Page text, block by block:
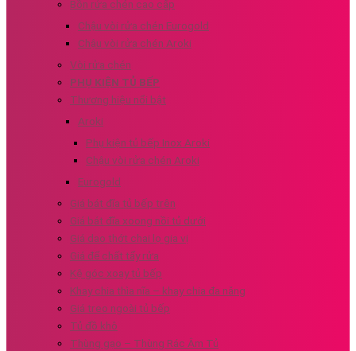
Bồn rửa chén cao cấp
Chậu vòi rửa chén Eurogold
Chậu vòi rửa chén Aroki
Vòi rửa chén
PHỤ KIỆN TỦ BẾP
Thương hiệu nổi bật
Aroki
Phụ kiện tủ bếp Inox Aroki
Chậu vòi rửa chén Aroki
Eurogold
Giá bát đĩa tủ bếp trên
Giá bát đĩa xoong nồi tủ dưới
Giá dao thớt chai lọ gia vị
Giá để chất tẩy rửa
Kệ góc xoay tủ bếp
Khay chia thìa nĩa – khay chia đa năng
Giá treo ngoài tủ bếp
Tủ đồ khô
Thùng gạo – Thùng Rác Âm Tủ